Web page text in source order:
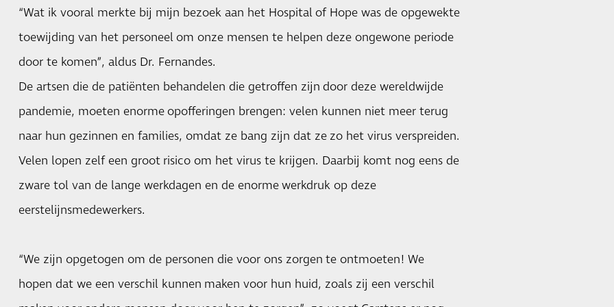
“Wat ik vooral merkte bij mijn bezoek aan het Hospital of Hope was de opgewekte
toewijding van het personeel om onze mensen te helpen deze ongewone periode
door te komen”, aldus Dr. Fernandes.
De artsen die de patiënten behandelen die getroffen zijn door deze wereldwijde
pandemie, moeten enorme opofferingen brengen: velen kunnen niet meer terug
naar hun gezinnen en families, omdat ze bang zijn dat ze zo het virus verspreiden.
Velen lopen zelf een groot risico om het virus te krijgen. Daarbij komt nog eens de
zware tol van de lange werkdagen en de enorme werkdruk op deze
eerstelijnsmedewerkers.
“We zijn opgetogen om de personen die voor ons zorgen te ontmoeten! We
hopen dat we een verschil kunnen maken voor hun huid, zoals zij een verschil